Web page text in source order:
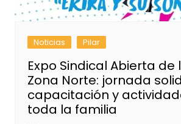
Noticias Pilar
Expo Sindical Abierta de
Zona Norte: jornada
capacitación y
toda la familia